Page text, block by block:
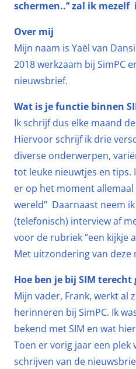
schermen..’’ zal ik
Over mij
Mijn naam is Yaël van
2018 werkzaam bij SimPC
nieuwsbrief.
Wat is je functie binnen
Ik schrijf dus elke maand
Hiervoor schrijf ik drie
diverse onderwerpen,
tot leuke nieuwtjes en tips.
er op het moment allemaal
wereld’’ Daarnaast neem
(telefonisch) interview af
voor de rubriek ‘’een kijkje
Met uitzondering van
Hoe ben je bij SIM terecht
Mijn vader, Frank, werkt al
herinneren bij SimPC. Ik
bekend met SIM en wat
Toen er vorig jaar een plek
schrijven van de